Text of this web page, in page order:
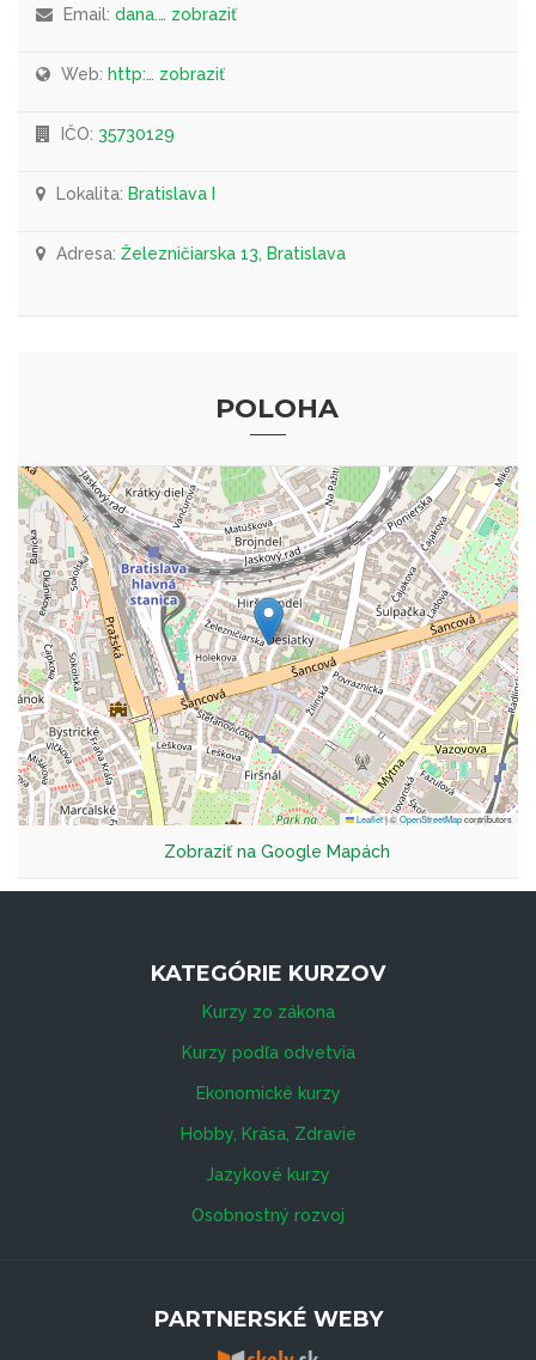
Email: dana.… zobraziť
Web: http:… zobraziť
IČO: 35730129
Lokalita: Bratislava I
Adresa: Železničiarska 13, Bratislava
POLOHA
Leaflet|©OpenStreetMapcontributors
Zobraziť na Google Mapách
KATEGÓRIE KURZOV
Kurzy zo zákona
Kurzy podľa odvetvia
Ekonomické kurzy
Hobby, Krása, Zdravie
Jazykové kurzy
Osobnostný rozvoj
PARTNERSKÉ WEBY